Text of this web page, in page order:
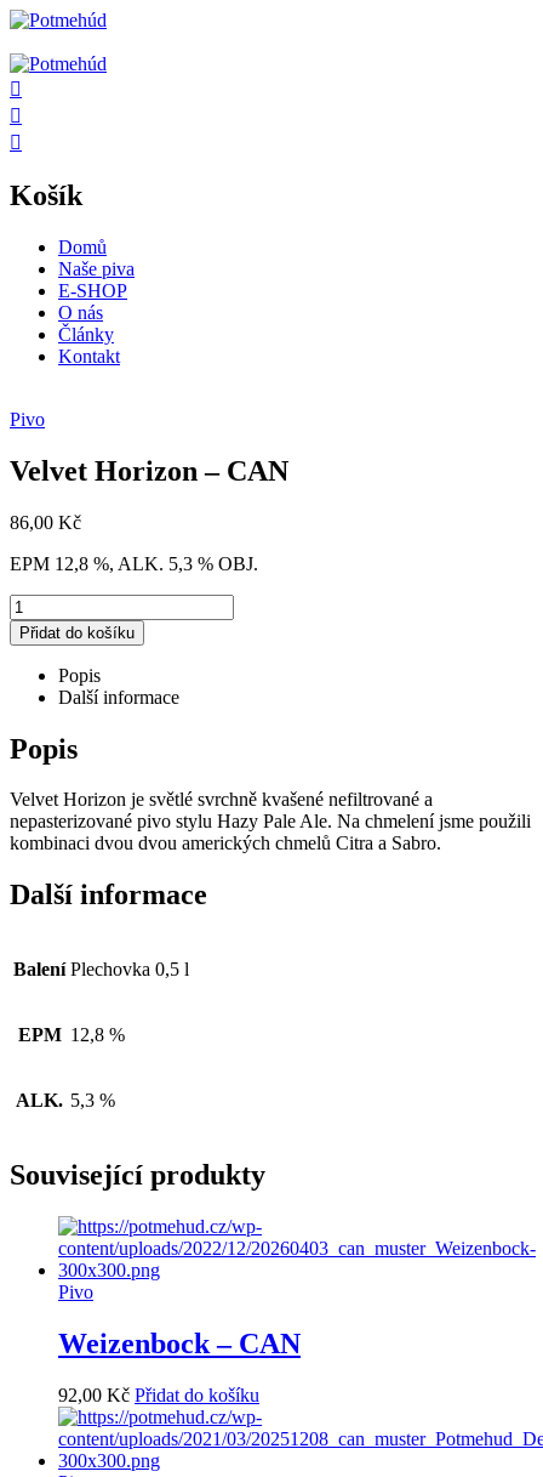
Košík
Domů
Naše piva
E-SHOP
O nás
Články
Kontakt
Pivo
Velvet Horizon – CAN
86,00 Kč
EPM 12,8 %, ALK. 5,3 % OBJ.
Množství
Přidat do košíku
Popis
Další informace
Popis
Velvet Horizon je světlé svrchně kvašené nefiltrované a
nepasterizované pivo stylu Hazy Pale Ale. Na chmelení jsme použili
kombinaci dvou dvou amerických chmelů Citra a Sabro.
Další informace
Balení Plechovka 0,5 l
EPM 12,8 %
ALK. 5,3 %
Související produkty
Pivo
Weizenbock – CAN
92,00 Kč Přidat do košíku